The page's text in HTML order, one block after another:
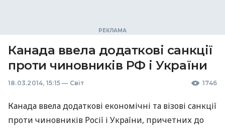
Канада ввела додаткові санкції
проти чиновників РФ і України
18.03.2014, 15:15 — Світ 1746
Канада ввела додаткові економічні та візові санкції
проти чиновників Росії і України, причетних до